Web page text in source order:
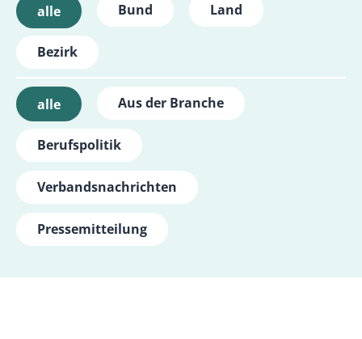
alle Bund Land
Bezirk
alle Aus der Branche
Berufspolitik
Verbandsnachrichten
Pressemitteilung